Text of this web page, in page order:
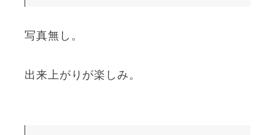
写真無し。
出来上がりが楽しみ。